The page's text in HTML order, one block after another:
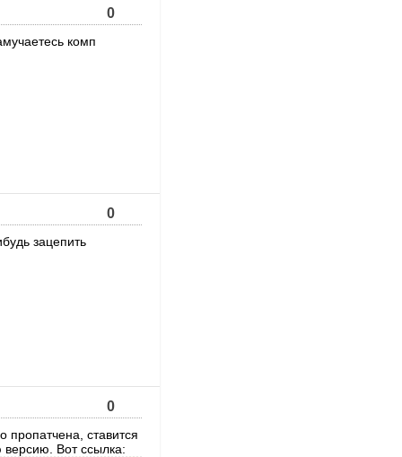
0
комп
0
зацепить
0
ставится
версию. Вот ссылка: